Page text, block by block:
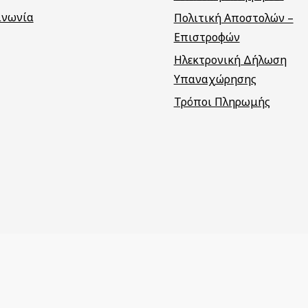
Πολιτική Αποστολών –
Επιστροφών
Ηλεκτρονική Δήλωση
Υπαναχώρησης
Τρόποι Πληρωμής